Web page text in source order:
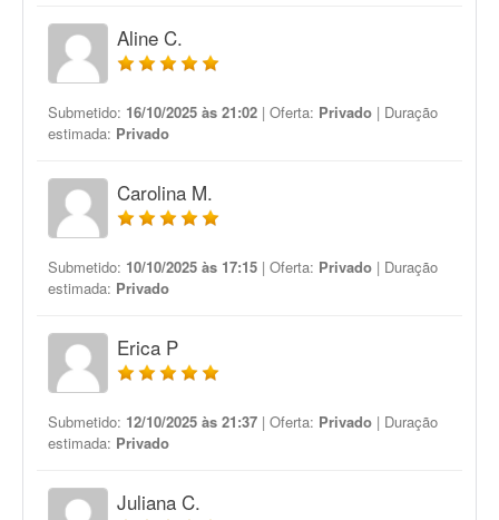
Aline C.
Submetido: 16/10/2025 às 21:02 | Oferta: Privado | Duração
estimada: Privado
Carolina M.
Submetido: 10/10/2025 às 17:15 | Oferta: Privado | Duração
estimada: Privado
Erica P
Submetido: 12/10/2025 às 21:37 | Oferta: Privado | Duração
estimada: Privado
Juliana C.